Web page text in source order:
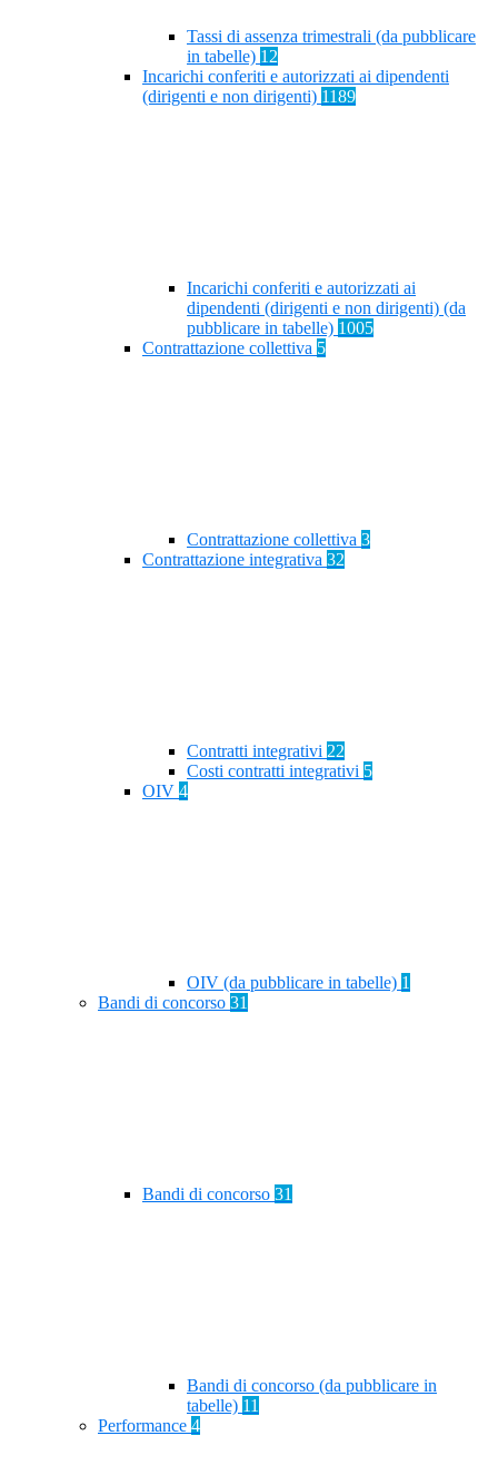
Tassi di assenza trimestrali (da pubblicare
in tabelle) 12
Incarichi conferiti e autorizzati ai dipendenti
(dirigenti e non dirigenti) 1189
Incarichi conferiti e autorizzati ai
dipendenti (dirigenti e non dirigenti) (da
pubblicare in tabelle) 1005
Contrattazione collettiva 5
Contrattazione collettiva 3
Contrattazione integrativa 32
Contratti integrativi 22
Costi contratti integrativi 5
OIV 4
OIV (da pubblicare in tabelle) 1
Bandi di concorso 31
Bandi di concorso 31
Bandi di concorso (da pubblicare in
tabelle) 11
Performance 4